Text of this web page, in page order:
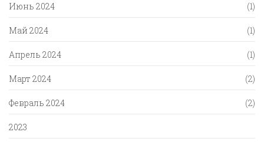
Июнь 2024 (1)
Май 2024 (1)
Апрель 2024 (1)
Март 2024 (2)
Февраль 2024 (2)
2023